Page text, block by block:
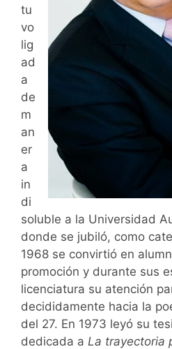
tu
vo
lig
ad
a
de
m
an
er
a
in
di
soluble a la Universidad
donde se jubiló, como
1968 se convirtió en
promoción y durante sus
licenciatura su atención
decididamente hacia la
del 27. En 1973 leyó su
dedicada a La trayectoria